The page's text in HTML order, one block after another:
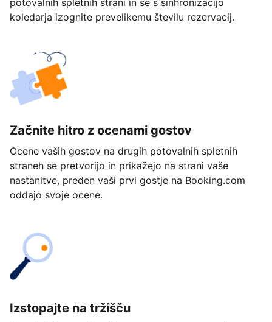
potovalnih spletnih strani in se s sinhronizacijo
koledarja izognite prevelikemu številu rezervacij.
Začnite hitro z ocenami gostov
Ocene vaših gostov na drugih potovalnih spletnih
straneh se pretvorijo in prikažejo na strani vaše
nastanitve, preden vaši prvi gostje na Booking.com
oddajo svoje ocene.
Izstopajte na tržišču